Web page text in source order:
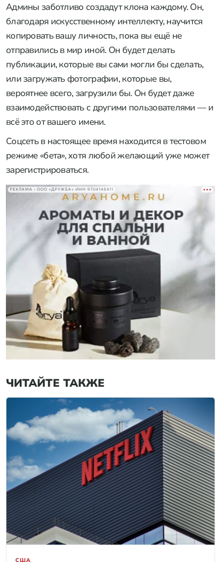
Админы заботливо создадут клона каждому. Он,
благодаря искусственному интеллекту, научится
копировать вашу личность, пока вы ещё не
отправились в мир иной. Он будет делать
публикации, которые вы сами могли бы сделать,
или загружать фотографии, которые вы,
вероятнее всего, загрузили бы. Он будет даже
взаимодействовать с другими пользователями — и
всё это от вашего имени.
Соцсеть в настоящее время находится в тестовом
режиме «бета», хотя любой желающий уже может
зарегистрироваться.
РЕКЛАМА • ООО «ДРУЖБА» ИНН 9704146411
ЧИТАЙТЕ ТАКЖЕ
США